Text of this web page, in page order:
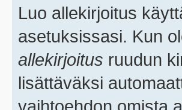
Luo allekirjoitus
asetuksissasi. Kun
allekirjoitus ruudun
lisättäväksi